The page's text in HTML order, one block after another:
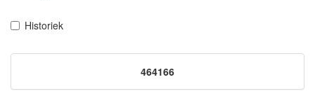
Historiek
464166